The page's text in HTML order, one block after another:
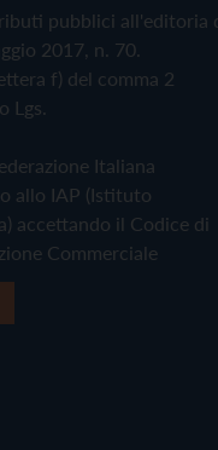
pubblici all'editoria
2017, n. 70.
f) del comma 2
Lgs.
Italiana
allo IAP (Istituto
accettando il Codice di
Commerciale